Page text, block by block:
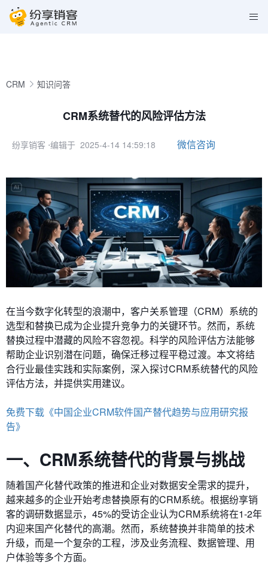
CRM 知识问答
CRM系统替代的风险评估方法
纷享销客 ⋅编辑于 2025-4-14 14:59:18 微信咨询
在当今数字化转型的浪潮中，客户关系管理（CRM）系统的
选型和替换已成为企业提升竞争力的关键环节。然而，系统
替换过程中潜藏的风险不容忽视。科学的风险评估方法能够
帮助企业识别潜在问题，确保迁移过程平稳过渡。本文将结
合行业最佳实践和实际案例，深入探讨CRM系统替代的风险
评估方法，并提供实用建议。
免费下载《中国企业CRM软件国产替代趋势与应用研究报
告》
一、CRM系统替代的背景与挑战
随着国产化替代政策的推进和企业对数据安全需求的提升，
越来越多的企业开始考虑替换原有的CRM系统。根据纷享销
客的调研数据显示，45%的受访企业认为CRM系统将在1-2年
内迎来国产化替代的高潮。然而，系统替换并非简单的技术
升级，而是一个复杂的工程，涉及业务流程、数据管理、用
户体验等多个方面。